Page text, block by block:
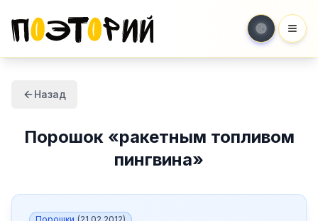
Назад
Порошок«ракетным топливом
пингвина»